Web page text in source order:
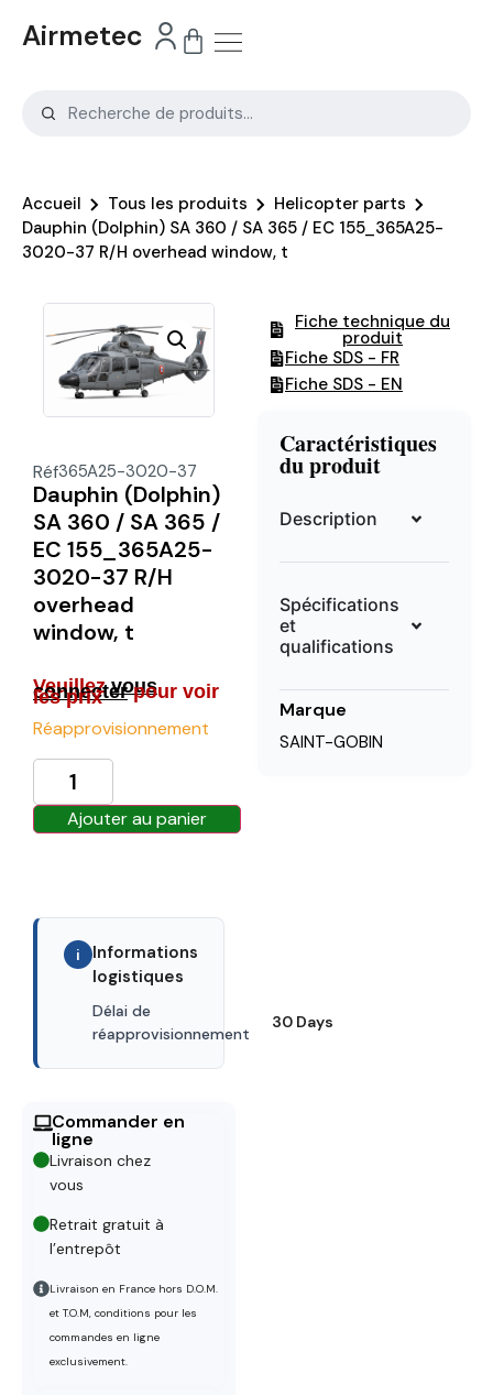
Airmetec
Accueil Tous les produits
Helicopter parts
Dauphin (Dolphin) SA 360 / SA 365 / EC 155_365A25-
3020-37 R/H overhead window, t
Réf365A25-3020-37
Dauphin (Dolphin)
SA 360 / SA 365 /
EC 155_365A25-
3020-37 R/H
overhead
window, t
Veuillezvous
connecterpour voir
les prix
Réapprovisionnement
Ajouter au panier
i
Informations
logistiques
Délai de
réapprovisionnement
30 Days
Commander en
ligne
Livraison chez
vous
Retrait gratuit à
l’entrepôt
Livraison en France hors D.O.M.
et T.O.M, conditions pour les
commandes en ligne
exclusivement.
Fiche technique du
produit
Fiche SDS - FR
Fiche SDS - EN
Caractéristiques
du produit
Description
Spécifications
et
qualifications
Marque
SAINT-GOBIN